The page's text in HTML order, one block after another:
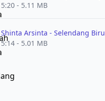
5:20 - 5.11 MB
Shinta Arsinta - Selendang Biru
5:14 - 5.01 MB